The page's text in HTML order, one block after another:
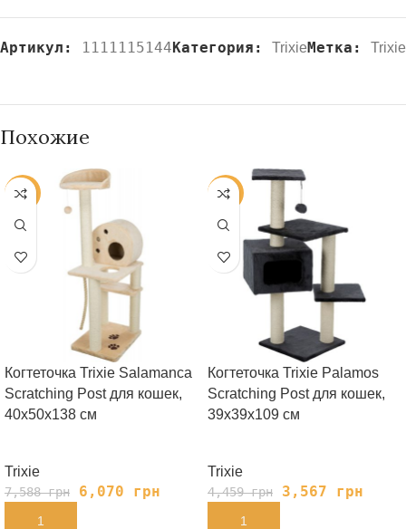
Артикул: 1111115144 Категория: TrixieМетка: Trixie
Похожие
-20%
Когтеточка Trixie Salamanca
Scratching Post для кошек,
40х50х138 см
Trixie
7,588грн 6,070 грн
В КОРЗИНУ
-20%
Когтеточка Trixie Palamos
Scratching Post для кошек,
39х39х109 см
Trixie
4,459грн 3,567 грн
В КОРЗИНУ